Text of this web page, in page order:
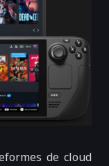
de cloud